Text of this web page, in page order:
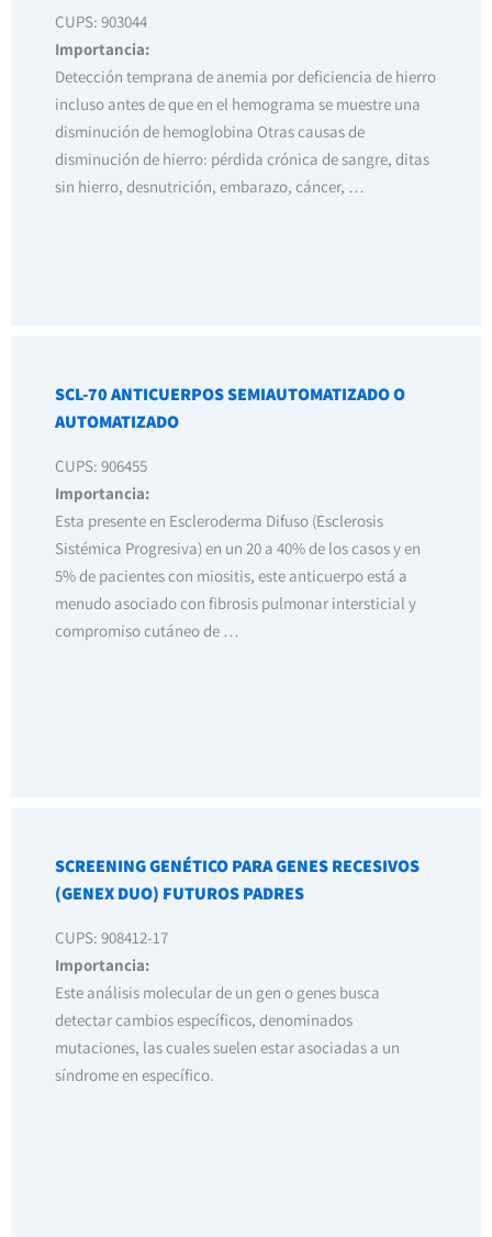
CUPS: 903044
Importancia:
Detección temprana de anemia por deficiencia de hierro
incluso antes de que en el hemograma se muestre una
disminución de hemoglobina Otras causas de
disminución de hierro: pérdida crónica de sangre, ditas
sin hierro, desnutrición, embarazo, cáncer, …
SCL-70 ANTICUERPOS SEMIAUTOMATIZADO O
AUTOMATIZADO
CUPS: 906455
Importancia:
Esta presente en Escleroderma Difuso (Esclerosis
Sistémica Progresiva) en un 20 a 40% de los casos y en
5% de pacientes con miositis, este anticuerpo está a
menudo asociado con fibrosis pulmonar intersticial y
compromiso cutáneo de …
SCREENING GENÉTICO PARA GENES RECESIVOS
(GENEX DUO) FUTUROS PADRES
CUPS: 908412-17
Importancia:
Este análisis molecular de un gen o genes busca
detectar cambios específicos, denominados
mutaciones, las cuales suelen estar asociadas a un
síndrome en específico.